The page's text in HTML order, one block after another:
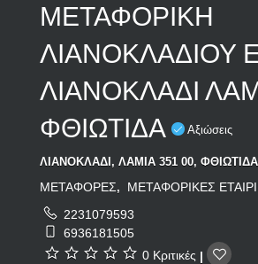
ΜΕΤΑΦΟΡΙΚΗ
ΛΙΑΝΟΚΛΑΔΙΟΥ
ΛΙΑΝΟΚΛΑΔΙ
ΦΘΙΩΤΙΔΑ
Αξιώσεις
ΛΙΑΝΟΚΛΑΔΙ, ΛΑΜΙΑ 351 00, ΦΘΙΩΤΙΔΑ
ΜΕΤΑΦΟΡΕΣ, ΜΕΤΑΦΟΡΙΚΕΣ
2231079593
6936181505
0 Κριτικές |